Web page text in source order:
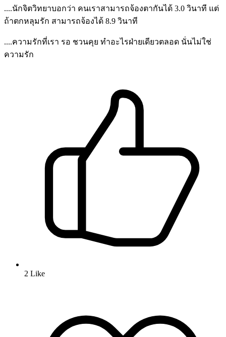
....นักจิตวิทยาบอกว่า คนเราสามารถจ้องตากันได้ 3.0 วินาที แต่
ถ้าตกหลุมรัก สามารถจ้องได้ 8.9 วินาที
....ความรักที่เรา รอ ชวนคุย ทำอะไรฝ่ายเดียวตลอด นั่นไม่ใช่
ความรัก
2 Like